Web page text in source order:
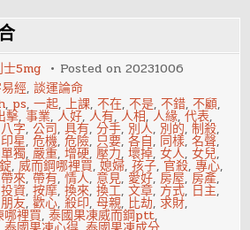
士5mg Posted on20231006
經,談運論命
, ps,一起,上課,不在,不是,不錯,不顧,
擊,事業,人好,人有,人相,人緣,代表,
八字,公司,具有,分手, 別人, 別的,制殺,
印星,危機,危險, 只要,各自, 同樣,名聲,
單獨,嚴重,增硬,壓力,壞掉,女人,女兒,
,威而鋼哪裡買,媳婦,孩子, 官殺,專心,
帶來,帶有,情人, 意見, 愛好,房屋,房產,
投資,按摩,換來,換工,文章, 方式, 日主,
朋友,歡心,殺印,母親, 比劫,求財,
哪裡買,泰國果凍威而鋼ptt,